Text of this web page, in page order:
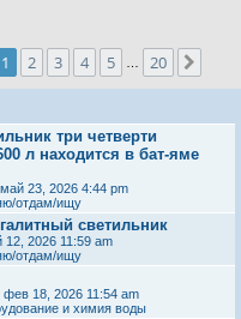
1 из
1 2 3 4 5 20
три четверти
л находится в бат-яме
23, 2026 4:44 pm
отдам/ищу
светильник
12, 2026 11:59 am
отдам/ищу
18, 2026 11:54 am
и химия воды